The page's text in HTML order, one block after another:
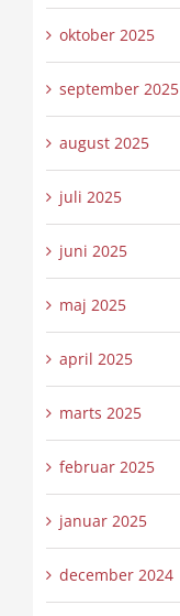
oktober 2025
september 2025
august 2025
juli 2025
juni 2025
maj 2025
april 2025
marts 2025
februar 2025
januar 2025
december 2024